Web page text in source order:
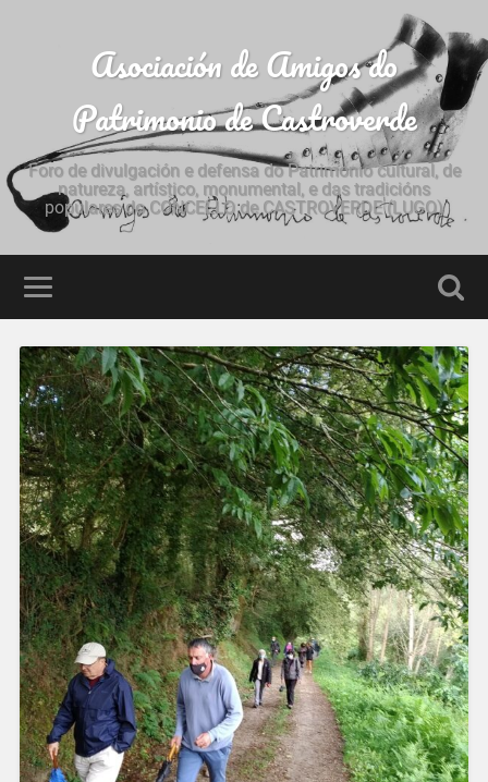
Asociación de Amigos do
Patrimonio de Castroverde
Foro de divulgación e defensa do Patrimonio cultural, de
natureza, artístico, monumental, e das tradicións
populares do CONCELLO de CASTROVERDE (LUGO)